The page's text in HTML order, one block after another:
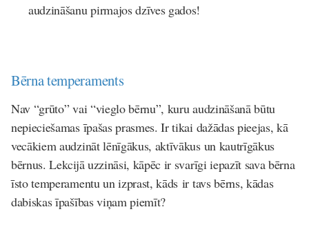
audzināšanu pirmajos dzīves gados!
Bērna temperaments
Nav “grūto” vai “vieglo bērnu”, kuru audzināšanā būtu
nepieciešamas īpašas prasmes. Ir tikai dažādas pieejas, kā
vecākiem audzināt lēnīgākus, aktīvākus un kautrīgākus
bērnus. Lekcijā uzzināsi, kāpēc ir svarīgi iepazīt sava bērna
īsto temperamentu un izprast, kāds ir tavs bērns, kādas
dabiskas īpašības viņam piemīt?